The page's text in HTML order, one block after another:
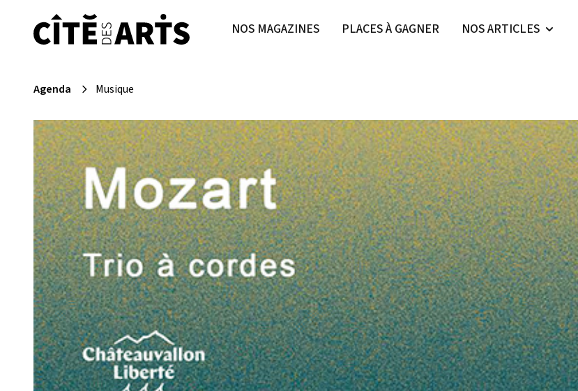
NOS MAGAZINES PLACES À GAGNER NOS ARTICLES
Agenda Musique